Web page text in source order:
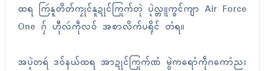
ထရ ကြဴနူတိတ်ကၠုၚ်နူဍုၚ်ကြုက်တုဲ ပ္ဍဲလ္တူက္ၜၚ်ကျာ Air Force
One ဂှ် ဟီုလဴကဵုလဝ် အစာလိက်ပရိုၚ် တံရ။
အပ္ဍဲတရဴ ဒဝ်နယ်ထရ အာဍုၚ်ကြုက်ဏံ မွဲကရောံကဵုဂကောံညး